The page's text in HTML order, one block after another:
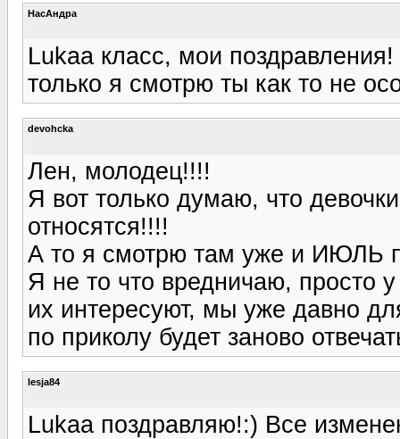
НасАндра
Lukaa класс, мои поздравления!
только я смотрю ты как то не
devohcka
Лен, молодец!!!!
Я вот только думаю, что
относятся!!!!
А то я смотрю там уже и ИЮЛЬ
Я не то что вредничаю, просто
их интересуют, мы уже давно
по приколу будет заново
lesja84
Lukaa поздравляю!:) Все